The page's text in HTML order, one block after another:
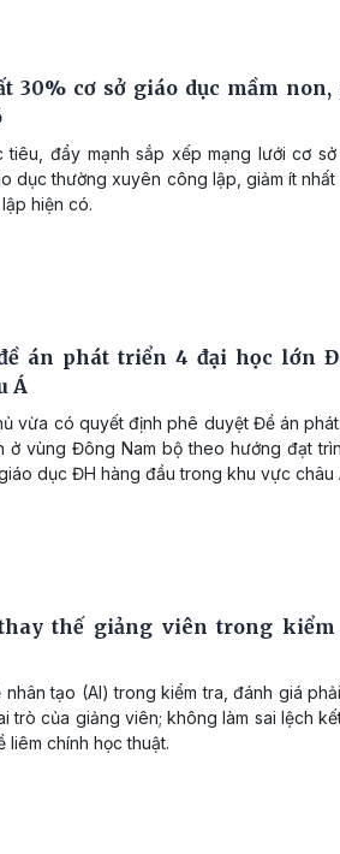
30% cơ sở giáo dục mầm non,
tiêu, đẩy mạnh sắp xếp mạng lưới cơ
dục thường xuyên công lập, giảm ít nhất
hiện có.
án phát triển 4 đại học lớn
Á
vừa có quyết định phê duyệt Đề án
ở vùng Đông Nam bộ theo hướng đạt
dục ĐH hàng đầu trong khu vực châu
thế giảng viên trong kiểm
tạo (AI) trong kiểm tra, đánh giá
trò của giảng viên; không làm sai lệch
liêm chính học thuật.